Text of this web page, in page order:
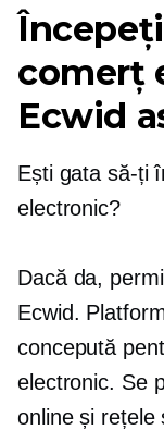
comerț
Ecwid
Ești gata să-ți
electronic?
Dacă da,
Ecwid.
concepută
electronic. Se
online și rețele